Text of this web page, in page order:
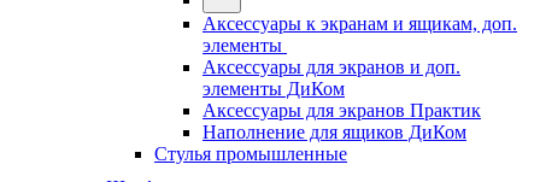
Аксессуары к экранам и ящикам, доп.
элементы
Аксессуары для экранов и доп.
элементы ДиКом
Аксессуары для экранов Практик
Наполнение для ящиков ДиКом
Стулья промышленные